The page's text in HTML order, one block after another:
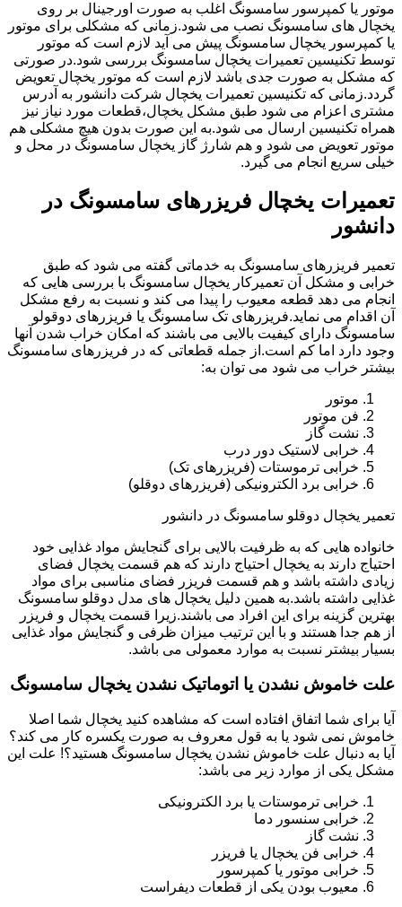
موتور یا کمپرسور سامسونگ اغلب به صورت اورجینال بر روی
یخچال های سامسونگ نصب می شود.زمانی که مشکلی برای موتور
یا کمپرسور یخچال سامسونگ پیش می آید لازم است که موتور
توسط تکنیسین تعمیرات یخچال سامسونگ بررسی شود.در صورتی
که مشکل به صورت جدی باشد لازم است که موتور یخچال تعویض
گردد.زمانی که تکنیسین تعمیرات یخچال شرکت دانشور به آدرس
مشتری اعزام می شود طبق مشکل یخچال،قطعات مورد نیاز نیز
همراه تکنیسین ارسال می شود.به این صورت بدون هیچ مشکلی هم
موتور تعویض می شود و هم شارژ گاز یخچال سامسونگ در محل و
خیلی سریع انجام می گیرد.
تعمیرات یخچال فریزرهای سامسونگ در
دانشور
تعمیر فریزرهای سامسونگ به خدماتی گفته می شود که طبق
خرابی و مشکل آن تعمیرکار یخچال سامسونگ با بررسی هایی که
انجام می دهد قطعه معیوب را پیدا می کند و نسبت به رفع مشکل
آن اقدام می نماید.فریزرهای تک سامسونگ یا فریزرهای دوقولو
سامسونگ دارای کیفیت بالایی می باشند که امکان خراب شدن آنها
وجود دارد اما کم است.از جمله قطعاتی که در فریزرهای سامسونگ
بیشتر خراب می شود می توان به:
موتور
فن موتور
نشت گاز
خرابی لاستیک دور درب
خرابی ترموستات (فریزرهای تک)
خرابی برد الکترونیکی (فریزرهای دوقلو)
تعمیر یخچال دوقلو سامسونگ در دانشور
خانواده هایی که به ظرفیت بالایی برای گنجایش مواد غذایی خود
احتیاج دارند به یخچال احتیاج دارند که هم قسمت یخچال فضای
زیادی داشته باشد و هم قسمت فریزر فضای مناسبی برای مواد
غذایی داشته باشد.به همین دلیل یخچال های مدل دوقلو سامسونگ
بهترین گزینه برای این افراد می باشند.زیرا قسمت یخچال و فریزر
از هم جدا هستند و با این ترتیب میزان ظرفی و گنجایش مواد غذایی
بسیار بیشتر نسبت به موارد معمولی می باشد.
علت خاموش نشدن یا اتوماتیک نشدن یخچال سامسونگ
آیا برای شما اتفاق افتاده است که مشاهده کنید یخچال شما اصلا
خاموش نمی شود یا به قول معروف به صورت یکسره کار می کند؟
آیا به دنبال علت خاموش نشدن یخچال سامسونگ هستید؟! علت این
مشکل یکی از موارد زیر می باشد:
خرابی ترموستات یا برد الکترونیکی
خرابی سنسور دما
نشت گاز
خرابی فن یخچال یا فریزر
خرابی موتور یا کمپرسور
معیوب بودن یکی از قطعات دیفراست